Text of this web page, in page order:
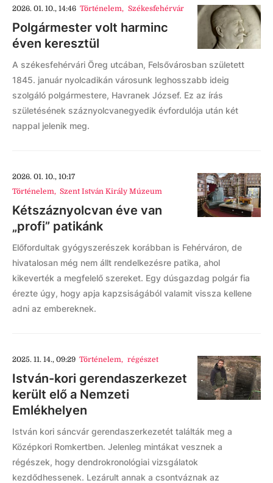
2026. 01. 10., 14:46 Történelem, Székesfehérvár
Polgármester volt harminc
éven keresztül
A székesfehérvári Öreg utcában, Felsővárosban született
1845. január nyolcadikán városunk leghosszabb ideig
szolgáló polgármestere, Havranek József. Ez az írás
születésének száznyolcvanegyedik évfordulója után két
nappal jelenik meg.
2026. 01. 10., 10:17
Történelem, Szent István Király Múzeum
Kétszáznyolcvan éve van
„profi” patikánk
Előfordultak gyógyszerészek korábban is Fehérváron, de
hivatalosan még nem állt rendelkezésre patika, ahol
kikeverték a megfelelő szereket. Egy dúsgazdag polgár fia
érezte úgy, hogy apja kapzsiságából valamit vissza kellene
adni az embereknek.
2025. 11. 14., 09:29 Történelem, régészet
István-kori gerendaszerkezet
került elő a Nemzeti
Emlékhelyen
István kori sáncvár gerendaszerkezetét találták meg a
Középkori Romkertben. Jelenleg mintákat vesznek a
régészek, hogy dendrokronológiai vizsgálatok
kezdődhessenek. Lezárult annak a csontváznak az